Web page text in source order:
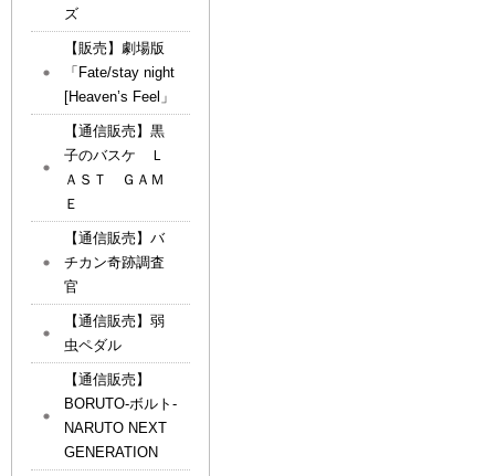
ズ
【販売】劇場版
「Fate/stay night
[Heaven’s Feel」
【通信販売】黒
子のバスケ Ｌ
ＡＳＴ ＧＡＭ
Ｅ
【通信販売】バ
チカン奇跡調査
官
【通信販売】弱
虫ペダル
【通信販売】
BORUTO-ボルト-
NARUTO NEXT
GENERATION